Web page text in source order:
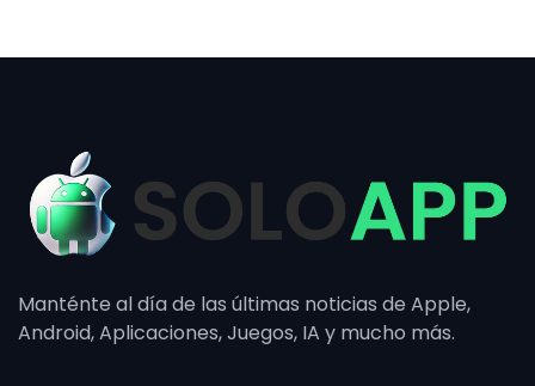
Manténte al día de las últimas noticias de Apple,
Android, Aplicaciones, Juegos, IA y mucho más.